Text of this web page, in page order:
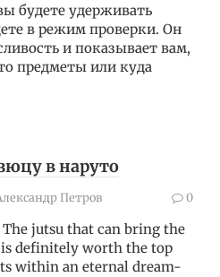
будете удерживать
в режим проверки. Он
и показывает вам,
предметы или куда
в наруто
Петров 0
jutsu that can bring the
definitely worth the top
within an eternal dream-